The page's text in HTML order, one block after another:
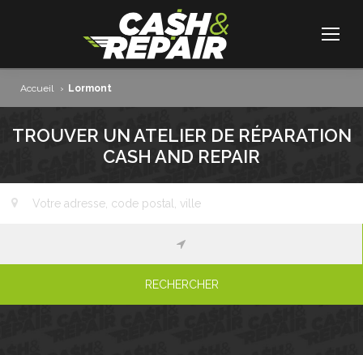
Accueil › Lormont
TROUVER UN ATELIER DE RÉPARATION
CASH AND REPAIR
RECHERCHER